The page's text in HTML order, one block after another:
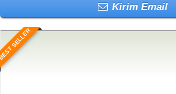
Kirim Email
SELLER